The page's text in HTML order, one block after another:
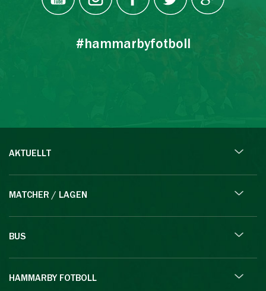
#hammarbyfotboll
AKTUELLT
MATCHER / LAGEN
BUS
HAMMARBY FOTBOLL